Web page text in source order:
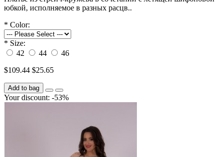
юбкой, исполняемое в разных расцв..
* Color:
* Size:
42
44
46
$109.44 $25.65
Add to bag
Your discount: -53%